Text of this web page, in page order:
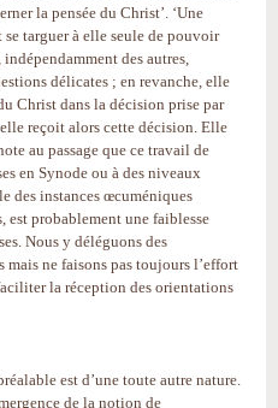
la pensée du Christ’. ‘Une
targuer à elle seule de pouvoir
des autres,
délicates ; en revanche, elle
Christ dans la décision prise par
reçoit alors cette décision. Elle
au passage que ce travail de
en Synode ou à des niveaux
des instances œcuméniques
est probablement une faiblesse
Nous y déléguons des
mais ne faisons pas toujours l’effort
la réception des orientations
est d’une toute autre nature.
de la notion de